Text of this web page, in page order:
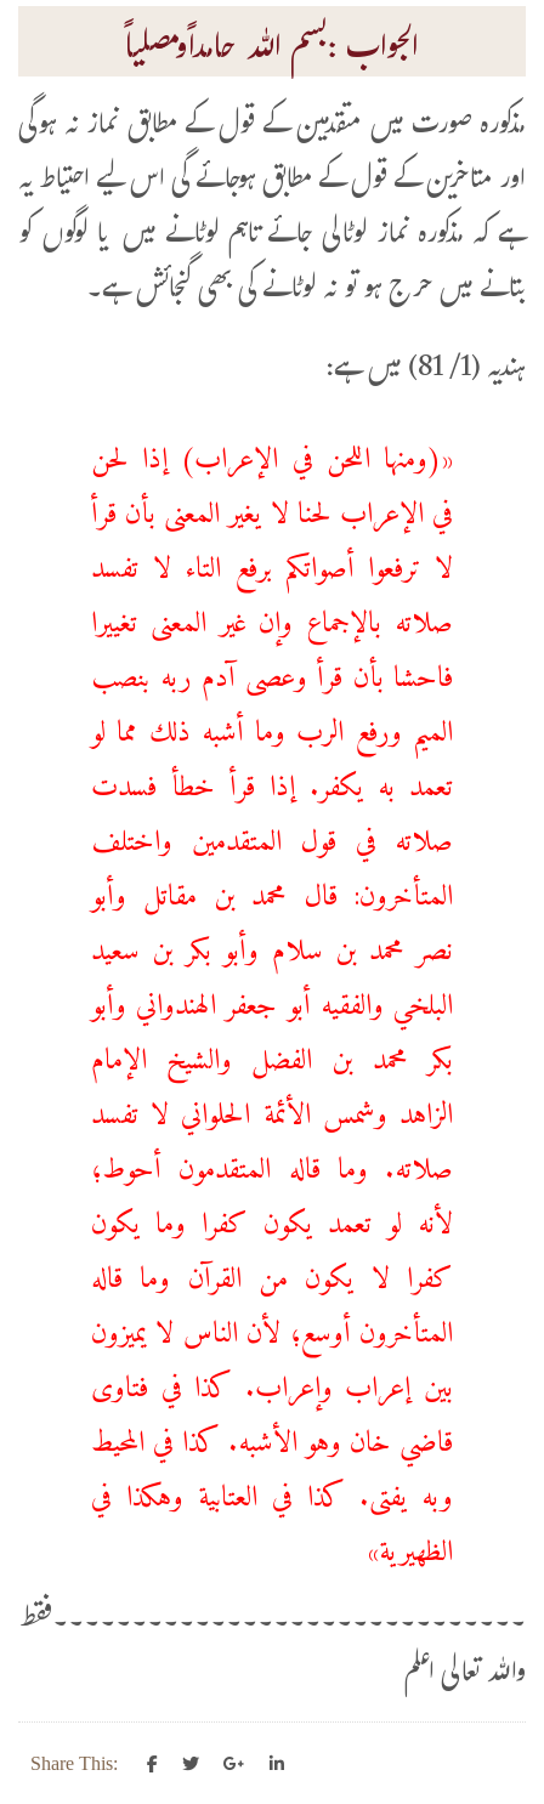
الجواب :بسم اللہ حامداًومصلیاً
مذکورہ صورت میں متقدمین کے قول کے مطابق نماز نہ ہوگی
اور متاخرین کے قول کے مطابق ہوجائے گی اس لیے احتیاط یہ
ہے کہ مذکورہ نماز لوٹالی جائے تاہم لوٹانے میں یا لوگوں کو
بتانے میں حرج ہو تو نہ لوٹانے کی بھی گنجائش ہے۔
ہندیہ (1/ 81) میں ہے:
«(ومنها اللحن في الإعراب) إذا لحن
في الإعراب ‌لحنا ‌لا ‌يغير ‌المعنى بأن قرأ
لا ترفعوا أصواتكم برفع التاء لا تفسد
صلاته بالإجماع وإن غير المعنى تغييرا
فاحشا بأن قرأ وعصى آدم ربه بنصب
الميم ورفع الرب وما أشبه ذلك مما لو
تعمد به يكفر. إذا قرأ خطأ فسدت
صلاته في قول المتقدمين واختلف
المتأخرون: قال محمد بن مقاتل وأبو
نصر محمد بن سلام وأبو بكر بن سعيد
البلخي والفقيه أبو جعفر الهندواني وأبو
بكر محمد بن الفضل والشيخ الإمام
الزاهد وشمس الأئمة الحلواني لا تفسد
صلاته. وما قاله المتقدمون أحوط؛
لأنه لو تعمد يكون كفرا وما يكون
كفرا لا يكون من القرآن وما قاله
المتأخرون أوسع؛ لأن الناس لا يميزون
بين إعراب وإعراب. كذا في فتاوى
قاضي خان وهو الأشبه. كذا في المحيط
وبه يفتى. كذا في العتابية وهكذا في
الظهيرية»
۔۔۔۔۔۔۔۔۔۔۔۔۔۔۔۔۔۔۔۔۔۔۔۔۔۔۔۔۔۔فقط
واللہ تعالی اعلم
Share This: